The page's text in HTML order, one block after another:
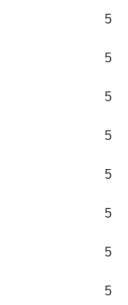
5
5
5
5
5
5
5
5